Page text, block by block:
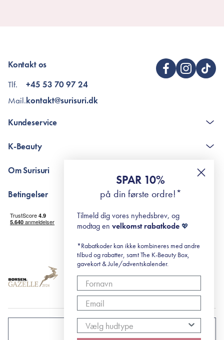
Kontakt os
Tlf.
Mail.
+45 53 70 97 24
kontakt@surisuri.dk
Kundeservice
The K-Beauty Box - spørgsmål og svar
RE-ZIP
K-Beauty
Retinol for begyndere
surisuri's mini guide til rosacea
Om Surisuri
Black Friday
Betingelser
Levering og returnering
Handelsbetingelser
Abonnementsbetingelser
DANMARK
SPAR 10%
på din første ordre!*
Tilmeld dig vores nyhedsbrev, og
modtag en velkomst rabatkode 💖
*Rabatkoder kan ikke kombineres med andre
tilbud og rabatter, samt The K-Beauty Box,
gavekort & Jule/adventskalender.